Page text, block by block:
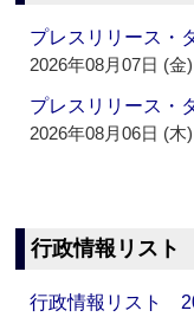
プレスリリース・
2026年08月07日 (金)
プレスリリース・
2026年08月06日 (木)
行政情報リスト
行政情報リスト